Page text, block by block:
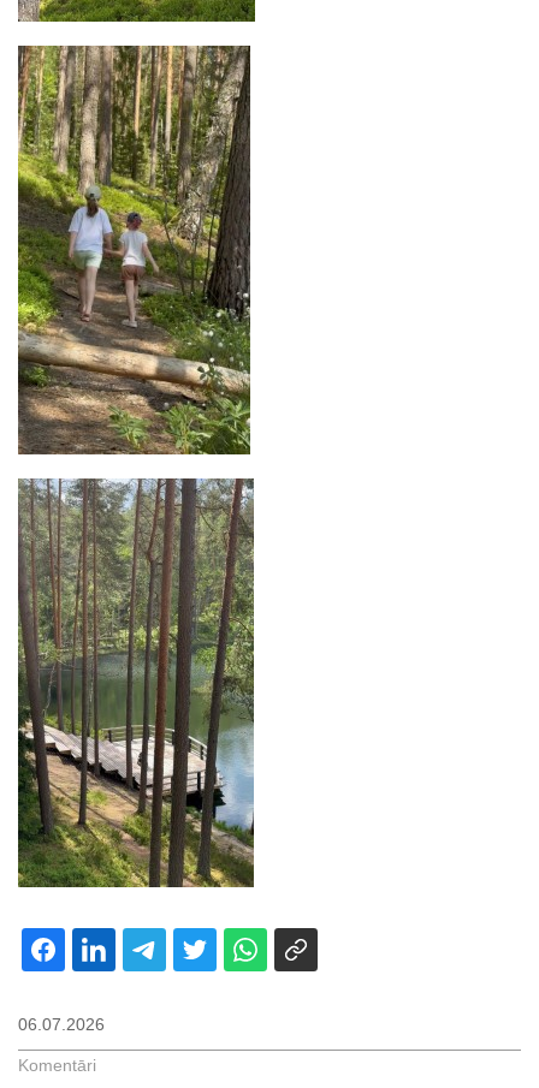
06.07.2026
Komentāri